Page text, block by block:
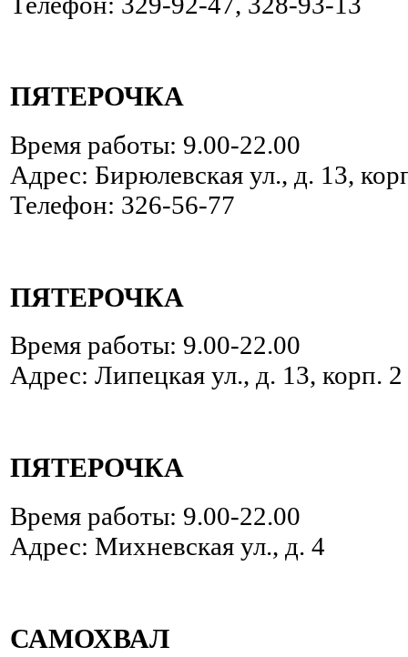
ПЯТЕРОЧКА
Время работы: 9.00-22.00
Адрес: Бирюлевская ул., д. 13,
Телефон: 326-56-77
ПЯТЕРОЧКА
Время работы: 9.00-22.00
Адрес: Липецкая ул., д. 13, корп. 2
ПЯТЕРОЧКА
Время работы: 9.00-22.00
Адрес: Михневская ул., д. 4
САМОХВАЛ